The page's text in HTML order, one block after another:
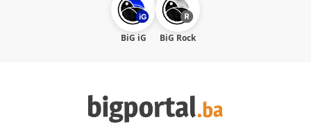
BiG iG BiG Rock